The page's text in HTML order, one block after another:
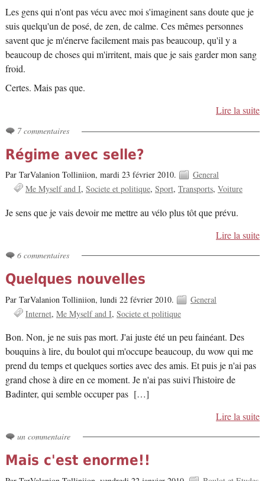
Les gens qui n'ont pas vécu avec moi s'imaginent sans doute que je
suis quelqu'un de posé, de zen, de calme. Ces mêmes personnes
savent que je m'énerve facilement mais pas beaucoup, qu'il y a
beaucoup de choses qui m'irritent, mais que je sais garder mon sang
froid.
Certes. Mais pas que.
Lire la suite
7 commentaires
Régime avec selle?
Par TarValanion Tolliniion, mardi 23 février 2010.
General
Me Myself and I Societe et politique Sport Transports Voiture
Je sens que je vais devoir me mettre au vélo plus tôt que prévu.
Lire la suite
6 commentaires
Quelques nouvelles
Par TarValanion Tolliniion, lundi 22 février 2010.
General
Internet Me Myself and I Societe et politique
Bon. Non, je ne suis pas mort. J'ai juste été un peu fainéant. Des
bouquins à lire, du boulot qui m'occupe beaucoup, du wow qui me
prend du temps et quelques sorties avec des amis. Et puis je n'ai pas
grand chose à dire en ce moment. Je n'ai pas suivi l'histoire de
Badinter, qui semble occuper pas […]
Lire la suite
un commentaire
Mais c'est enorme!!